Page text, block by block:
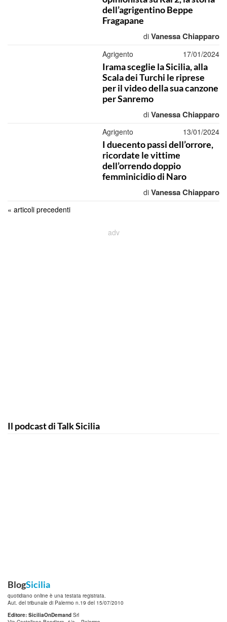
dell’agrigentino Beppe
Fragapane
di Vanessa Chiapparo
Agrigento 17/01/2024
Irama sceglie la Sicilia, alla
Scala dei Turchi le riprese
per il video della sua canzone
per Sanremo
di Vanessa Chiapparo
Agrigento 13/01/2024
I duecento passi dell’orrore,
ricordate le vittime
dell’orrendo doppio
femminicidio di Naro
di Vanessa Chiapparo
« articoli precedenti
Il podcast di Talk Sicilia
BlogSicilia
quotidiano online è una testata registrata.
Aut. del tribunale di Palermo n.19 del 15/07/2010
Editore: SiciliaOnDemand Srl